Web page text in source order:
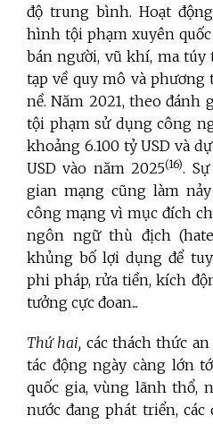
độ trung bình. Hoạt
hình tội phạm xuyên
bán người, vũ khí, ma
tạp về quy mô và phương
nề. Năm 2021, theo đánh
tội phạm sử dụng công
khoảng 6.100 tỷ USD và
USD vào năm 2025(16).
gian mạng cũng làm
công mạng vì mục đích
ngôn ngữ thù địch
khủng bố lợi dụng để
phi pháp, rửa tiền, kích
tưởng cực đoan...
Thứ hai, các thách thức
tác động ngày càng lớn
quốc gia, vùng lãnh thổ,
nước đang phát triển,